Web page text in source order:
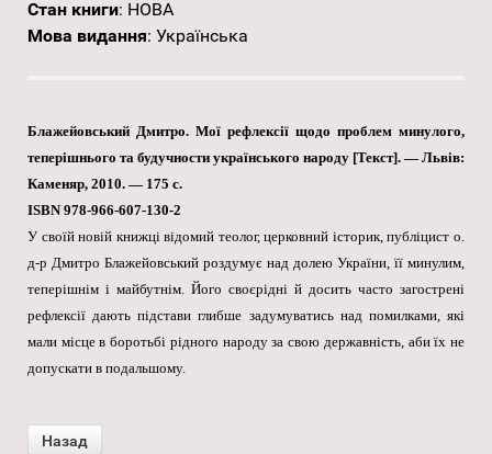
Стан книги: НОВА
Мова видання: Українська
Блажейовський Дмитро. Мої рефлексії щодо проблем минулого,
теперішнього та будучности українського народу [Текст]. — Львів:
Каменяр, 2010. — 175 с.
ISBN 978-966-607-130-2
У своїй новій книжці відомий теолог, церковний історик, публіцист о.
д-р Дмитро Блажейовський роздумує над долею України, її минулим,
теперішнім і майбутнім. Його своєрідні й досить часто загострені
рефлексії дають підстави глибше задумуватись над помилками, які
мали місце в боротьбі рідного народу за свою державність, аби їх не
допускати в подальшому.